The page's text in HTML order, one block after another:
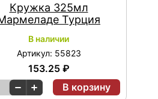
Кружка 325мл
Турция
В наличии
Артикул: 55823
153.25 ₽
В корзину